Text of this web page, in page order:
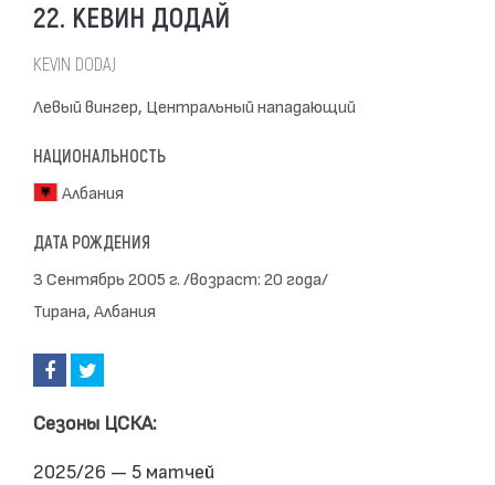
22. КЕВИН ДОДАЙ
KEVIN DODAJ
Левый вингер, Центральный нападающий
НАЦИОНАЛЬНОСТЬ
Албания
ДАТА РОЖДЕНИЯ
3 Сентябрь 2005 г. /возраст: 20 года/
Тирана, Албания
Сезоны ЦСКА:
2025/26 — 5 матчей